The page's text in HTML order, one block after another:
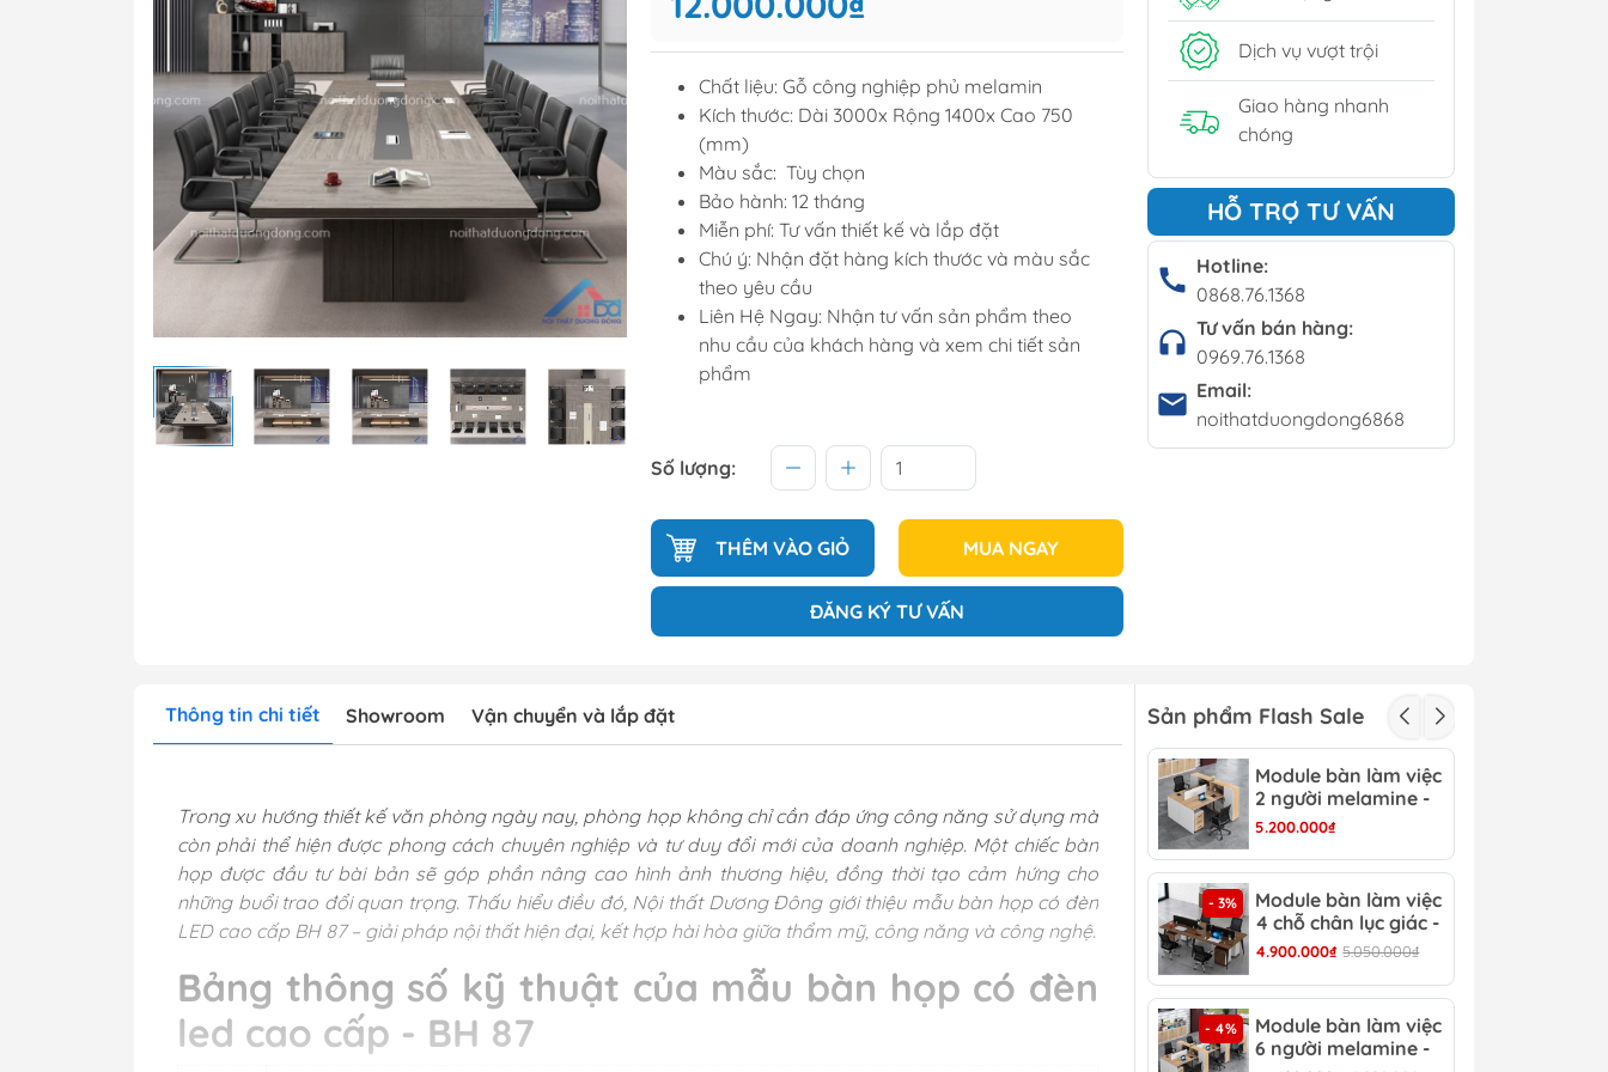
Bàn training
Ghế training
Bàn ghế học sinh
Bảng từ
Sofa văng
Sofa góc
Sofa bộ
Sofa phòng chờ thư giãn
Sofa giường
Bàn trà
Bộ bàn ghế cafe
Bàn cafe
Ghế cafe
Ghế bar
Chất liệu: Gỗ công nghiệp phủ melamin
Kích thước: Dài 3000x Rộng 1400x Cao 750
(mm)
Màu sắc: Tùy chọn
Bảo hành: 12 tháng
Miễn phí: Tư vấn thiết kế và lắp đặt
Chú ý: Nhận đặt hàng kích thước và màu sắc
theo yêu cầu
Liên Hệ Ngay: Nhận tư vấn sản phẩm theo
nhu cầu của khách hàng và xem chi tiết sản
phẩm
Số lượng:
THÊM VÀO GIỎ MUA NGAY
ĐĂNG KÝ TƯ VẤN
Dịch vụ vượt trội
Giao hàng nhanh
chóng
HỖ TRỢ TƯ VẤN
Hotline:
0868.76.1368
Tư vấn bán hàng:
0969.76.1368
Email:
noithatduongdong6868
Thông tin chi tiết Showroom Vận chuyển và lắp đặt
Trong xu hướng thiết kế văn phòng ngày nay, phòng họp không chỉ cần đáp ứng công năng sử dụng mà
còn phải thể hiện được phong cách chuyên nghiệp và tư duy đổi mới của doanh nghiệp. Một chiếc bàn
họp được đầu tư bài bản sẽ góp phần nâng cao hình ảnh thương hiệu, đồng thời tạo cảm hứng cho
những buổi trao đổi quan trọng. Thấu hiểu điều đó, Nội thất Dương Đông giới thiệu mẫu bàn họp có đèn
LED cao cấp BH 87 – giải pháp nội thất hiện đại, kết hợp hài hòa giữa thẩm mỹ, công năng và công nghệ.
Bảng thông số kỹ thuật của mẫu bàn họp có đèn
led cao cấp - BH 87
Sản phẩm Flash Sale
Module bàn làm việc
2 người melamine -
CB 15
5.200.000₫
- 3%
Module bàn làm việc
4 chỗ chân lục giác -
CB 17
4.900.000₫ 5.050.000₫
- 4%
Module bàn làm việc
6 người melamine -